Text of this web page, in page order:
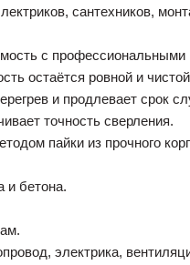
сантехников,
с
остаётся ровной и
и продлевает срок
точность сверления.
пайки из прочного
и бетона.
электрика,